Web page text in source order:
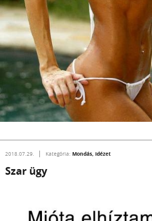
2018.07.29. Kategória: Mondás, idézet
Szar ügy